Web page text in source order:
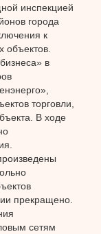
инспекцией
города
к
объектов.
в
торговли,
В ходе
прекращено.
сетям